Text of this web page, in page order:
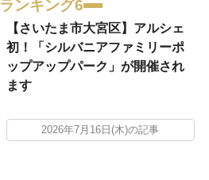
ランキング6
【さいたま市大宮区】アルシェ
初！「シルバニアファミリーポ
ップアップパーク」が開催され
ます
2026年7月16日(木)の記事